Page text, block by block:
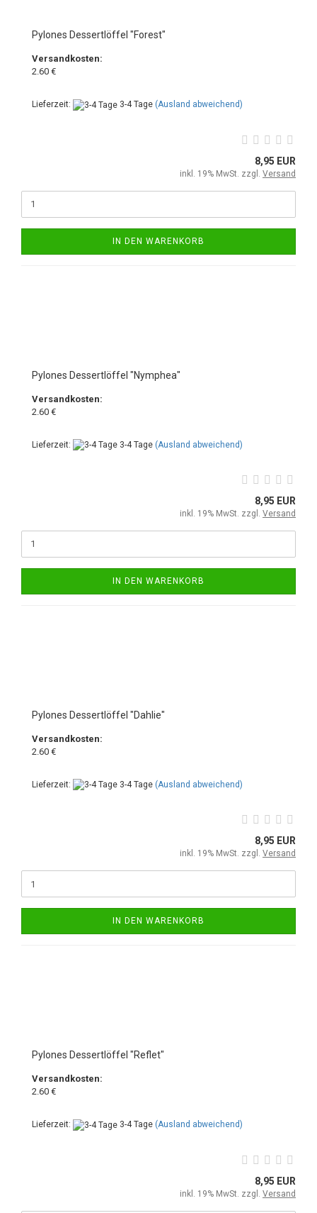
Pylones Dessertlöffel "Forest"
Versandkosten:
2.60 €
Lieferzeit: 3-4 Tage (Ausland abweichend)
8,95 EUR
inkl. 19% MwSt. zzgl. Versand
IN DEN WARENKORB
Pylones Dessertlöffel "Nymphea"
Versandkosten:
2.60 €
Lieferzeit: 3-4 Tage (Ausland abweichend)
8,95 EUR
inkl. 19% MwSt. zzgl. Versand
IN DEN WARENKORB
Pylones Dessertlöffel "Dahlie"
Versandkosten:
2.60 €
Lieferzeit: 3-4 Tage (Ausland abweichend)
8,95 EUR
inkl. 19% MwSt. zzgl. Versand
IN DEN WARENKORB
Pylones Dessertlöffel "Reflet"
Versandkosten:
2.60 €
Lieferzeit: 3-4 Tage (Ausland abweichend)
8,95 EUR
inkl. 19% MwSt. zzgl. Versand